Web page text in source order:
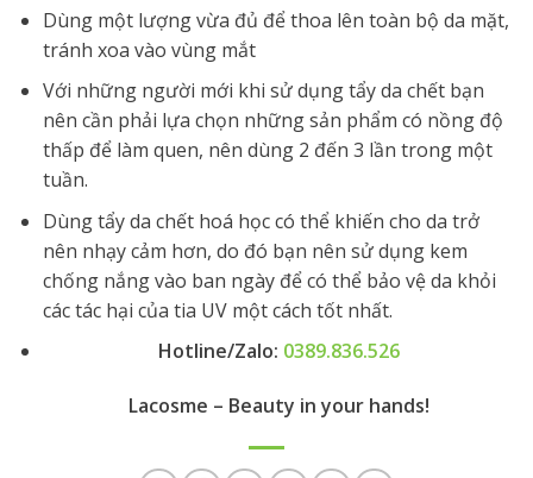
Dùng một lượng vừa đủ để thoa lên toàn bộ da mặt,
tránh xoa vào vùng mắt
Với những người mới khi sử dụng tẩy da chết bạn
nên cần phải lựa chọn những sản phẩm có nồng độ
thấp để làm quen, nên dùng 2 đến 3 lần trong một
tuần.
Dùng tẩy da chết hoá học có thể khiến cho da trở
nên nhạy cảm hơn, do đó bạn nên sử dụng kem
chống nắng vào ban ngày để có thể bảo vệ da khỏi
các tác hại của tia UV một cách tốt nhất.
Hotline/Zalo: 0389.836.526
Lacosme – Beauty in your hands!